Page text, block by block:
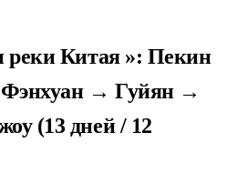
реки Китая »: Пекин
→ Гуйян →
(13 дней / 12